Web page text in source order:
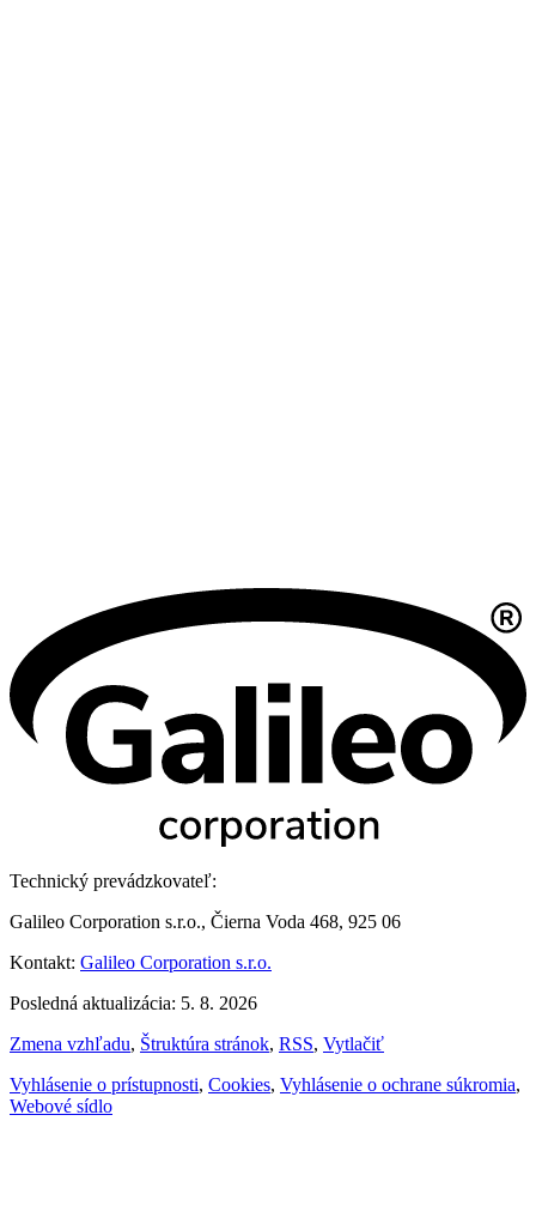
Technický prevádzkovateľ:
Galileo Corporation s.r.o., Čierna Voda 468, 925 06
Kontakt: Galileo Corporation s.r.o.
Posledná aktualizácia: 5. 8. 2026
Zmena vzhľadu, Štruktúra stránok, RSS, Vytlačiť
Vyhlásenie o prístupnosti, Cookies, Vyhlásenie o ochrane súkromia,
Webové sídlo